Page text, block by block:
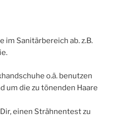
im Sanitärbereich ab. z.B.
o.ä. benutzen
um die zu tönenden Haare
einen Strähnentest zu